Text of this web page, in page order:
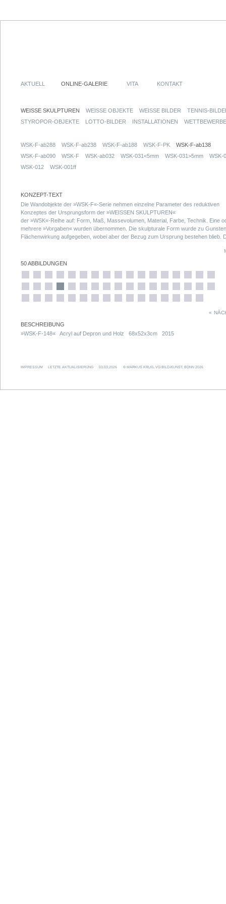
AKTUELL ONLINE-GALERIE VITA KONTAKT
WEISSE SKULPTUREN WEISSE OBJEKTE WEISSE BILDER
TENNIS-
STYROPOR-OBJEKTE
LOTTO-BILDER INSTALLATIONEN WETTBEWERBE
WSK-F-ab288 WSK-F-ab238 WSK-F-ab188 WSK-F-PK
WSK-F-ab138
WSK-F-ab090
WSK-F WSK-ab032 WSK-031<5mm WSK-031>5mm
WSK-
WSK-012
WSK-001ff
KONZEPT-TEXT
Die Wandobjekte der »WSK-F«-Serie nehmen einzelne Parameter des reduktiven
Konzeptes der Ursprungsform der »WEISSEN SKULPTUREN«
der »WSK«-Reihe auf: Form, Maß, Massevolumen, Material, Farbe, Technik. Eine
mehrere »Vorgaben« wurden übernommen. Die skulpturale Form wurde zu
Flächenwirkung aufgegeben, wobei aber der Bezug zum Ursprung bestehen blieb.
120 Einzelteilen (zwölf Treppensegmente, entsprechend einer »kompletten«
Skulptur).
50 ABBILDUNGEN
«
BESCHREIBUNG
»WSK-F-148« Acryl auf Depron und Holz 68x52x3cm 2015
IMPRESSUM LETZTE AKTUALISIERUNG 03.03.2026 © MARKUS KRUG, VG BILD-KUNST, BONN 2026